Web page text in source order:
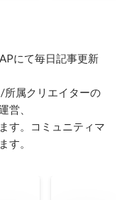
にて毎日記事更新
所属クリエイターの
営、
す。コミュニティマ
す。